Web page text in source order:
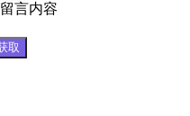
留言内容